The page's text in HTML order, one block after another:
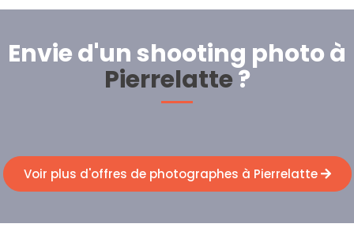
Envie d'un shooting photo à
Pierrelatte?
Voir plus d'offres de photographes à Pierrelatte